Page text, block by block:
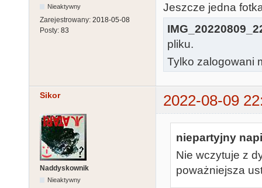
Nieaktywny
Zarejestrowany: 2018-05-08
Posty: 83
Jeszcze jedna
pliku.
Tylko zalogowani
Sikor 2022-08-09
Naddyskownik
Nieaktywny
niepartyjny
Nie wczytuje z
poważniejsza